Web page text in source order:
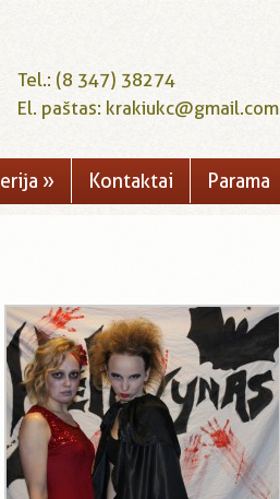
Tel.: (8 347) 38274
El. paštas: krakiukc@gmail.com
» Kontaktai Parama